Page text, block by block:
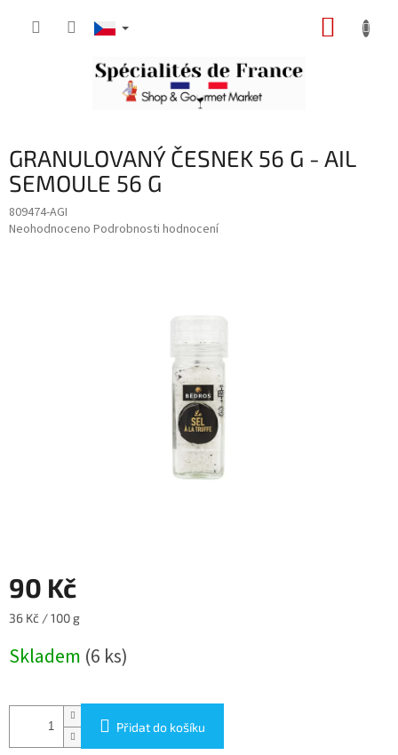
GRANULOVANÝ ČESNEK 56 G - AIL
SEMOULE 56 G
809474-AGI
Průměrné
Neohodnoceno Podrobnosti hodnocení
90 Kč
Měrná
36 Kč / 100 g
Skladem (6 ks)
Přidat do košíku